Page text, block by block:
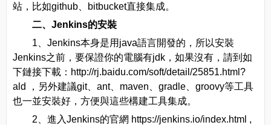
站，比如github、bitbucket直接集成。
二、Jenkins的安裝
1、Jenkins本身是用java語言開發的，所以安裝
Jenkins之前，要保證你的電腦有jdk，如果沒有，請到如
下鏈接下載：http://rj.baidu.com/soft/detail/25851.html?
ald ，另外建議git、ant、maven、gradle、groovy等工具
也一並安裝好，方便與這些構建工具集成。
2、進入Jenkins的官網 https://jenkins.io/index.html ,